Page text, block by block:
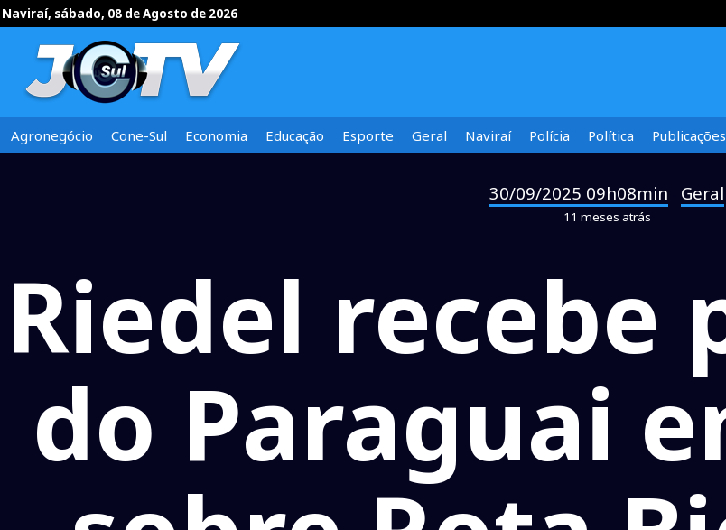
Naviraí, sábado, 08 de Agosto de 2026
Agronegócio Cone-Sul Economia Educação Esporte Geral Naviraí Polícia Política
30/09/2025 09h08min Geral
11 meses atrás
Riedel recebe
do Paraguai